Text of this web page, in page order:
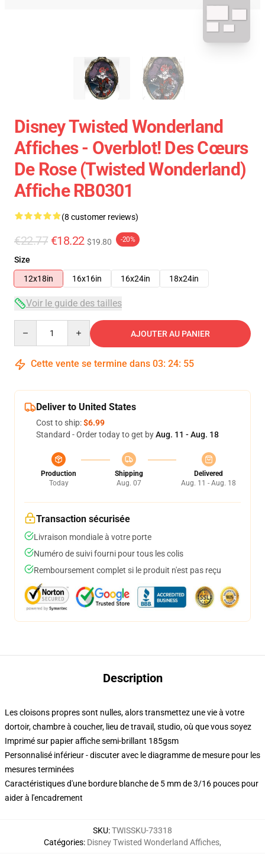
Disney Twisted Wonderland
Affiches - Overblot! Des Cœurs
De Rose (Twisted Wonderland)
Affiche RB0301
(8 customer reviews)
€22.77 €18.22 $19.80 -20%
Size
12x18in
16x16in 16x24in 18x24in
Voir le guide des tailles
AJOUTER AU PANIER
Cette vente se termine dans 03: 24: 54
Deliver to United States
Cost to ship:$6.99
Standard - Order today to get byAug. 11 - Aug. 18
Production
Today
Shipping
Aug. 07
Delivered
Aug. 11 - Aug. 18
Transaction sécurisée
Livraison mondiale à votre porte
Numéro de suivi fourni pour tous les colis
Remboursement complet si le produit n'est pas reçu
Description
Les cloisons propres sont nulles, alors transmettez une vie à votre
dortoir, chambre à coucher, lieu de travail, studio, où que vous soyez
Imprimé sur papier affiche semi-brillant 185gsm
Personnalisé inférieur - discuter avec le diagramme de mesure pour les
mesures terminées
Caractéristiques d'une bordure blanche de 5 mm de 3/16 pouces pour
aider à l'encadrement
SKU:TWISSKU-73318
Catégories: Disney Twisted Wonderland Affiches,